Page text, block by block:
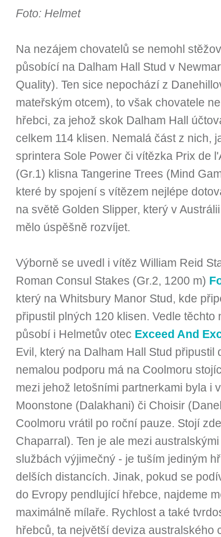
Foto: Helmet
Na nezájem chovatelů se nemohl
působící na Dalham Hall Stud v
Quality). Ten sice nepochází z
mateřským otcem), to však chovatele
hřebci, za jehož skok Dalham Hall
celkem 114 klisen. Nemalá část z nich,
sprintera Sole Power či vítězka Prix de
(Gr.1) klisna Tangerine Trees (Mind
které by spojení s vítězem nejlépe
na světě Golden Slipper, který v
mělo úspěšně rozvíjet.
Výborně se uvedl i vítěz William Reid
Roman Consul Stakes (Gr.2, 1200 m)
který na Whitsbury Manor Stud, kde
připustil plných 120 klisen. Vedle těchto
působí i Helmetův otec Exceed And
Evil, který na Dalham Hall Stud připustil
nemalou podporu má na Coolmoru
mezi jehož letošními partnerkami byla i
Moonstone (Dalakhani) či Choisir
Coolmoru vrátil po roční pauze. Stojí
Chaparral). Ten je ale mezi
službách výjimečný - je tuším jediným
delších distancích. Jinak, pokud se
do Evropy pendlující hřebce, najdeme
maximálně mílaře. Rychlost a také
hřebců, ta největší deviza australského